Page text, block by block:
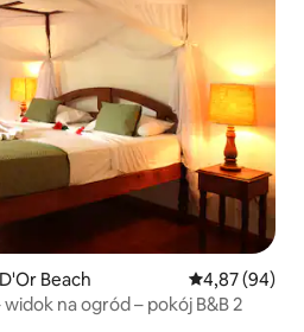
Beach Średnia
4,87 (94)
na ogród – pokój B&B 2